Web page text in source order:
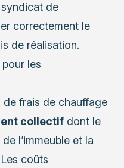
de
correctement le
de réalisation.
les
de frais de chauffage
collectif dont le
l’immeuble et la
coûts